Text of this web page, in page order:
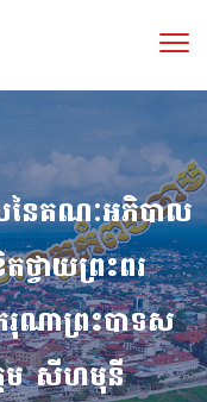
នៃគណៈអភិបាល
ថ្វាយព្រះពរ
រុណាព្រះបាទស
តម សីហមុនី